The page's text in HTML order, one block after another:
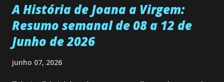
A História de Joana a Virgem:
Resumo semanal de 08 a 12 de
Junho de 2026
junho 07, 2026